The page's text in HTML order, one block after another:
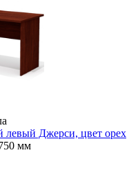
левый Джерси, цвет орех
мм